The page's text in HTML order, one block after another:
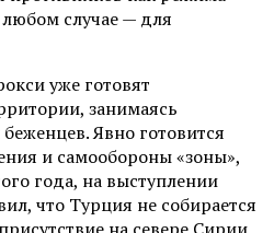
случае — для
уже готовят
занимаясь
Явно готовится
и самообороны «зоны»,
года, на выступлении
что Турция не собирается